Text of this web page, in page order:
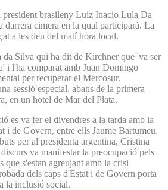
president brasileny Luiz Inacio Lula Da
darrera cimera en la qual participarà. La
a les deu del matí hora local.
da Silva qui ha dit de Kirchner que 'va ser
i l'ha comparat amb Juan Domingo
per recuperar el Mercosur.
sessió especial, abans de la primera
en un hotel de Mar del Plata.
es va fer el divendres a la tarda amb la
i de Govern, entre ells Jaume Bartumeu.
per al presidenta argentina, Cristina
va manifestar la preocupació pels
que s'estan agreujant amb la crisi
dels caps d'Estat i de Govern porta
la inclusió social.